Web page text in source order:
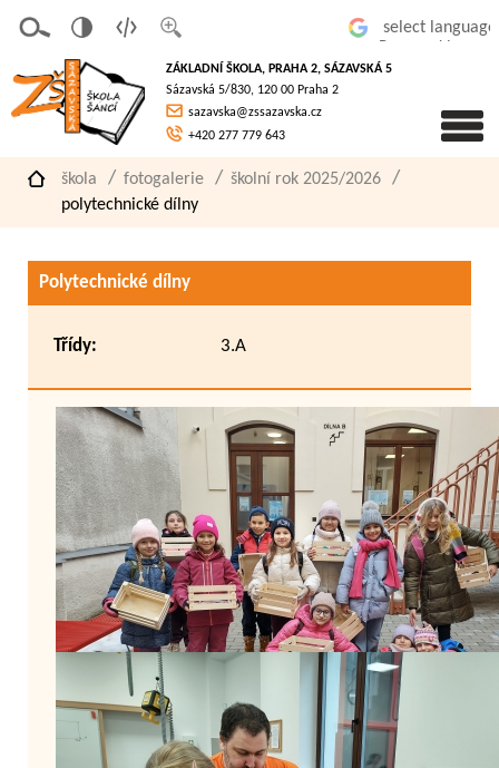
písmo
á
verze
pro
slaboz
raké
ZÁKLADNÍ ŠKOLA, PRAHA 2, SÁZAVSKÁ 5
Sázavská 5/830, 120 00 Praha 2
sazavska@zssazavska.cz
+420 277 779 643
škola fotogalerie
školní rok 2025/2026
polytechnické dílny
Polytechnické dílny
Třídy: 3.A